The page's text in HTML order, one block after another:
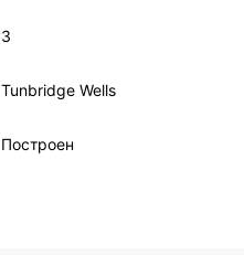
3
Tunbridge Wells
Построен